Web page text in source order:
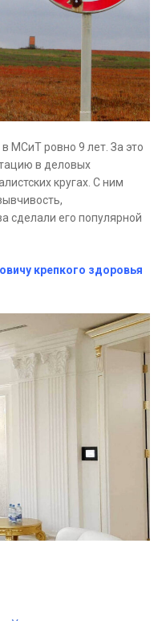
МСиТ ровно 9 лет. За это
в деловых
кругах. С ним
сделали его популярной
крепкого здоровья